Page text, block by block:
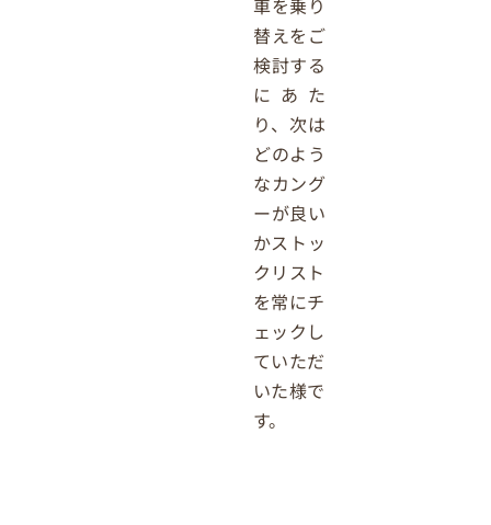
車を乗り
替えをご
検討する
にあた
り、次は
どのよう
なカング
ーが良い
かストッ
クリスト
を常にチ
ェックし
ていただ
いた様で
す。